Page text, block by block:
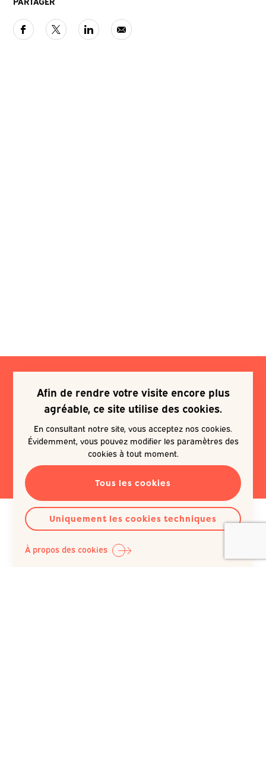
Je souhaite m'inscrire à une
newsletter
EN SAVOIR PLUS
Afin de rendre votre visite encore plus
agréable, ce site utilise des cookies.
En consultant notre site, vous acceptez nos cookies.
Évidemment, vous pouvez modifier les paramètres des
cookies à tout moment.
Tous les cookies
Uniquement les cookies techniques
À propos des cookies